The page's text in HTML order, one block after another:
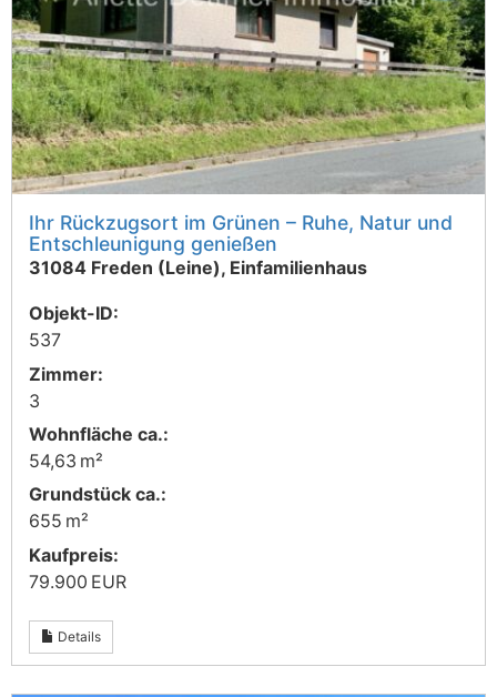
Ihr Rückzugsort im Grünen – Ruhe, Natur und
Entschleunigung genießen
31084 Freden (Leine), Einfamilienhaus
Objekt-ID:
537
Zimmer:
3
Wohnfläche ca.:
54,63 m²
Grund­stück ca.:
655 m²
Kaufpreis:
79.900 EUR
Details